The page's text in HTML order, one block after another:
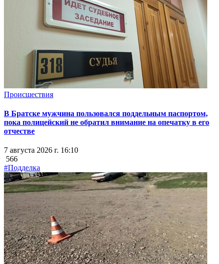
Происшествия
В Братске мужчина пользовался поддельным паспортом,
пока полицейский не обратил внимание на опечатку в его
отчестве
7 августа 2026 г. 16:10
566
#Подделка